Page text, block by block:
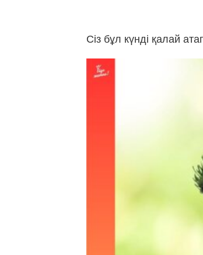
Сіз бұл күнді қалай